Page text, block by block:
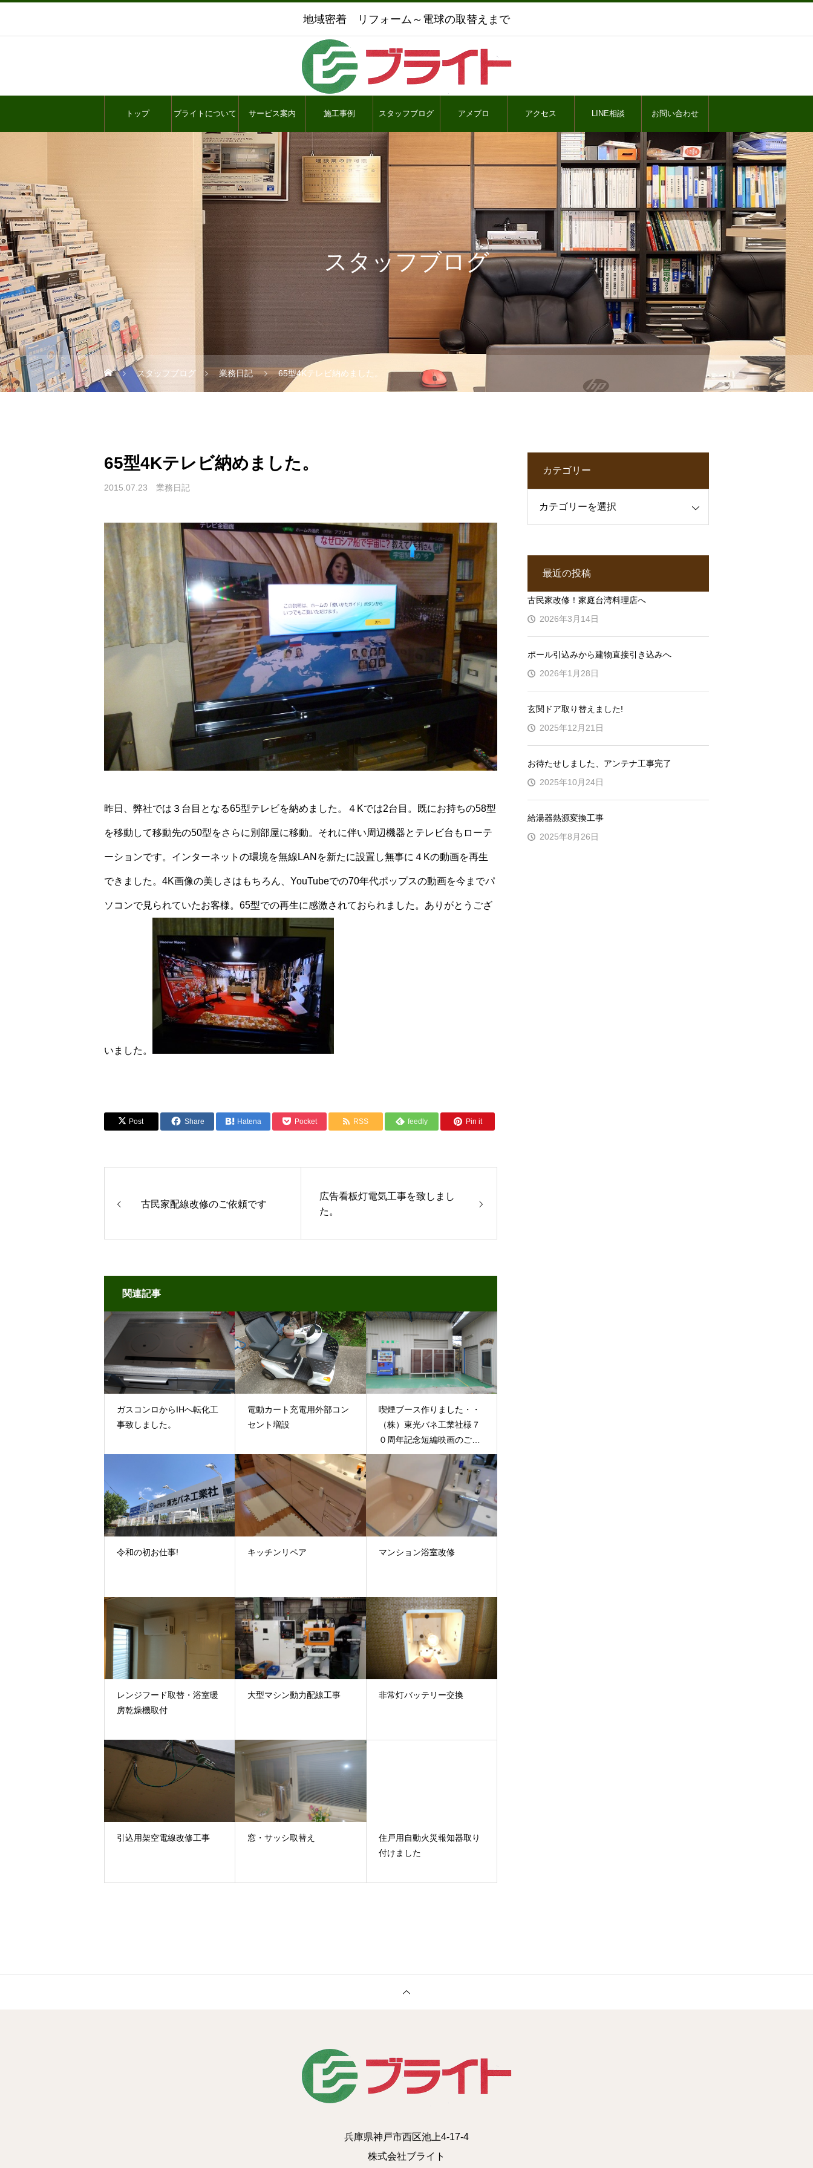
地域密着 リフォーム～電球の取替えまで
トップ ブライトについて サービス案内 施工事例 スタッフブログ アメブロ アクセス LINE相談 お問い合わせ
スタッフブログ
スタッフブログ 業務日記 65型4Kテレビ納めました。
65型4Kテレビ納めました。
2015.07.23 業務日記
昨日、弊社では３台目となる65型テレビを納めました。４Kでは2台目。既にお持ちの58型
を移動して移動先の50型をさらに別部屋に移動。それに伴い周辺機器とテレビ台もローテ
ーションです。インターネットの環境を無線LANを新たに設置し無事に４Kの動画を再生
できました。4K画像の美しさはもちろん、YouTubeでの70年代ポップスの動画を今までパ
ソコンで見られていたお客様。65型での再生に感激されておられました。ありがとうござ
いました。
Post Share Hatena Pocket RSS feedly Pin it
古民家配線改修のご依頼です
広告看板灯電気工事を致しまし
た。
関連記事
ガスコンロからIHへ転化工
事致しました。
電動カート充電用外部コン
セント増設
喫煙ブース作りました・・
（株）東光バネ工業社様７
０周年記念短編映画のご案
内
令和の初お仕事! キッチンリペア マンション浴室改修
レンジフード取替・浴室暖
房乾燥機取付
大型マシン動力配線工事 非常灯バッテリー交換
引込用架空電線改修工事 窓・サッシ取替え
住戸用自動火災報知器取り
付けました
カテゴリー
最近の投稿
古民家改修！家庭台湾料理店へ
2026年3月14日
ポール引込みから建物直接引き込みへ
2026年1月28日
玄関ドア取り替えました!
2025年12月21日
お待たせしました、アンテナ工事完了
2025年10月24日
給湯器熱源変換工事
2025年8月26日
兵庫県神戸市西区池上4-17-4
株式会社ブライト